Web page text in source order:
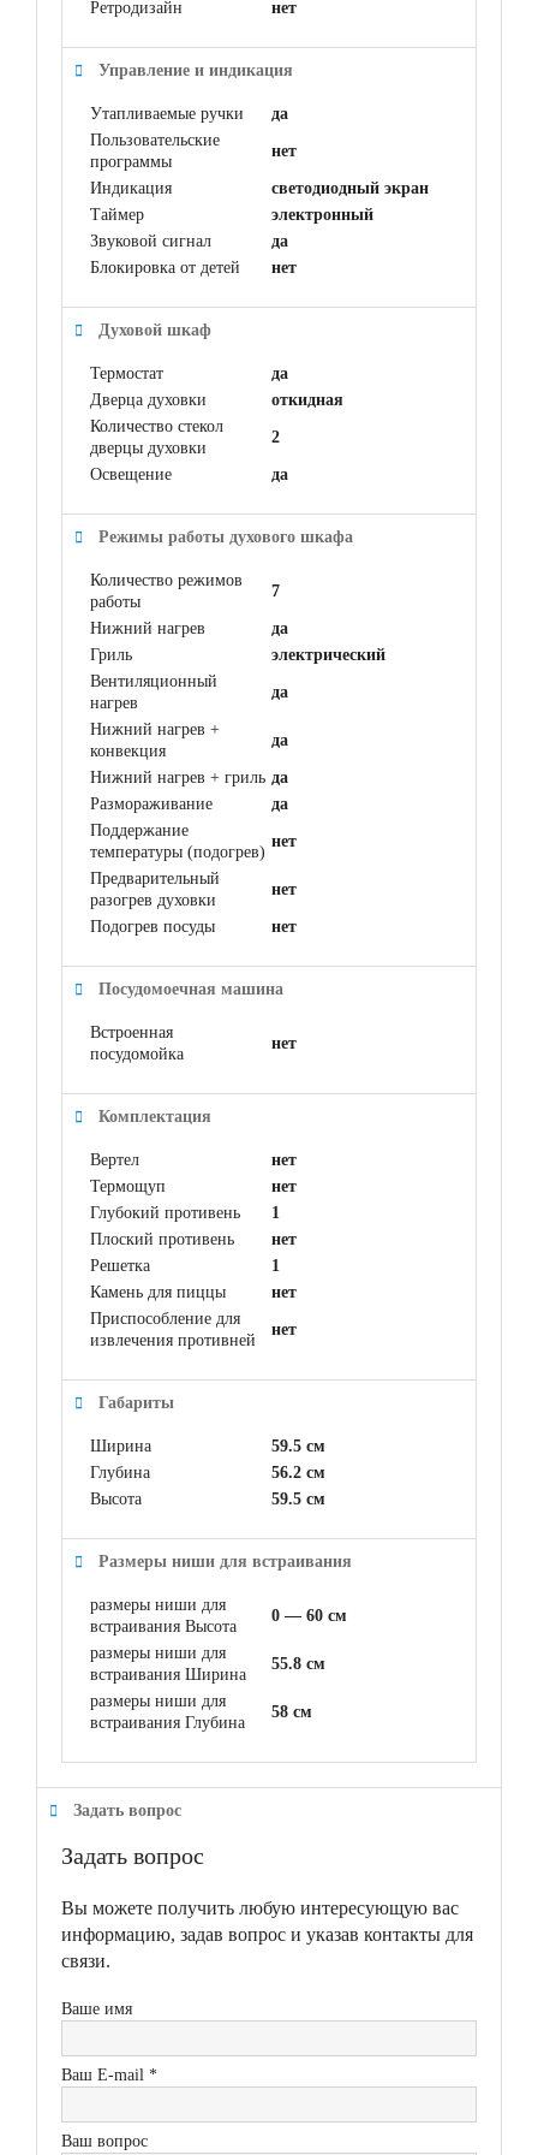
Ретродизайн нет
Управление и индикация
Утапливаемые ручки
да
Пользовательские
программы
нет
Индикация
светодиодный экран
Таймер
электронный
Звуковой сигнал
да
Блокировка от детей
нет
Духовой шкаф
Термостат
да
Дверца духовки
откидная
Количество стекол
дверцы духовки
2
Освещение да
Режимы работы духового шкафа
Количество режимов
работы
7
Нижний нагрев
да
Гриль
электрический
Вентиляционный
нагрев
да
Нижний нагрев +
конвекция
да
Нижний нагрев + гриль да
Размораживание
да
Поддержание
температуры (подогрев)
нет
Предварительный
разогрев духовки
нет
Подогрев посуды нет
Посудомоечная машина
Встроенная
посудомойка
нет
Комплектация
Вертел
нет
Термощуп
нет
Глубокий противень
1
Плоский противень
нет
Решетка
1
Камень для пиццы
нет
Приспособление для
извлечения противней
нет
Габариты
Ширина
59.5 см
Глубина
56.2 см
Высота
59.5 см
Размеры ниши для встраивания
размеры ниши для
встраивания Высота
0 — 60 см
размеры ниши для
встраивания Ширина
55.8 см
размеры ниши для
встраивания Глубина
58 см
Задать вопрос
Задать вопрос
Вы можете получить любую интересующую вас
информацию, задав вопрос и указав контакты для
связи.
Ваше имя
Ваш E-mail *
Ваш вопрос